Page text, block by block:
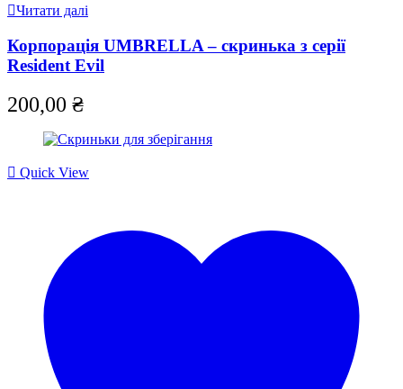
Читати далі
Корпорація UMBRELLA – скринька з серії
Resident Evil
200,00 ₴
Quick View